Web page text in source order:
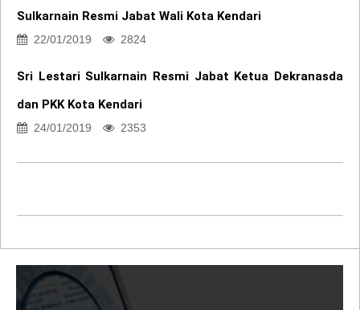
Sulkarnain Resmi Jabat Wali Kota Kendari
22/01/2019 2824
Sri Lestari Sulkarnain Resmi Jabat Ketua Dekranasda
dan PKK Kota Kendari
24/01/2019 2353